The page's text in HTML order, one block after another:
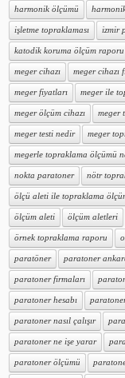
harmonik ölçümü
işletme topraklaması izmir
katodik koruma ölçüm raporu
meger cihazı meger cihazı
meger fiyatları meger ile
meger ölçüm cihazı meger
meger testi nedir meger
megerle topraklama ölçümü
nokta paratoner nötr
ölçü aleti ile topraklama
ölçüm aleti ölçüm aletleri
örnek topraklama raporu
paratöner paratoner
paratoner firmaları
paratoner hesabı
paratoner nasıl çalışır
paratoner ne işe yarar
paratoner ölçümü